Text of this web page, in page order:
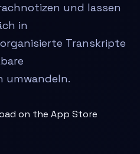
und lassen
in
Transkripte
umwandeln.